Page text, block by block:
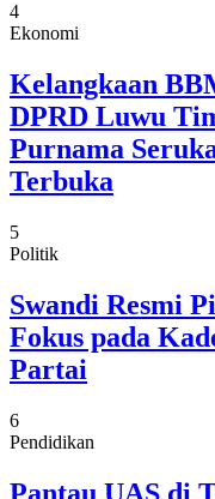
4
Ekonomi
Kelangkaan
DPRD Luwu
Purnama
Terbuka
5
Politik
Swandi Resmi
Fokus pada
Partai
6
Pendidikan